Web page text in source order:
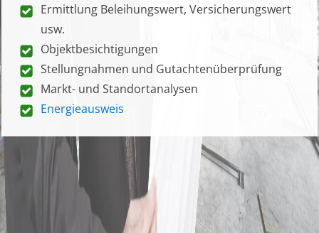
Ermittlung Beleihungswert, Versicherungswert
usw.
Objektbesichtigungen
Stellungnahmen und Gutachtenüberprüfung
Markt- und Standortanalysen
Energieausweis